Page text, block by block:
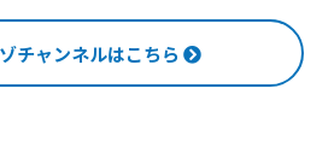
チャンネルはこちら